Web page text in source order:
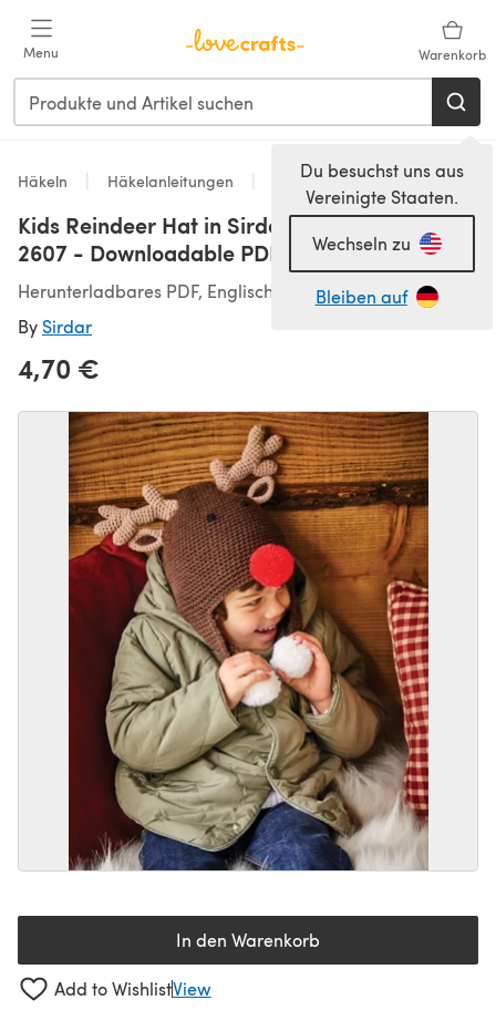
Menu Warenkorb
Du besuchst uns aus
Vereinigte Staaten.
Wechseln zu
Bleiben auf
Häkeln Häkelanleitungen Hats
Kids Reindeer Hat in Sirdar Snuggly DK -
2607 - Downloadable PDF
Herunterladbares PDF, Englisch
By Sirdar
4,70 €
In den Warenkorb
Add to WishlistView